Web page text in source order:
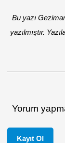
Bu yazı
yazılmıştır.
Yorum
Kayıt Ol